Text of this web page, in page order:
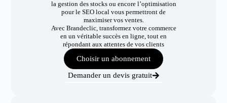
la gestion des stocks ou encore l’optimisation
pour le SEO local vous permettront de
maximiser vos ventes.
Avec Brandeclic, transformez votre commerce
en un véritable succès en ligne, tout en
répondant aux attentes de vos clients
Choisir un abonnement
Demander un devis gratuit